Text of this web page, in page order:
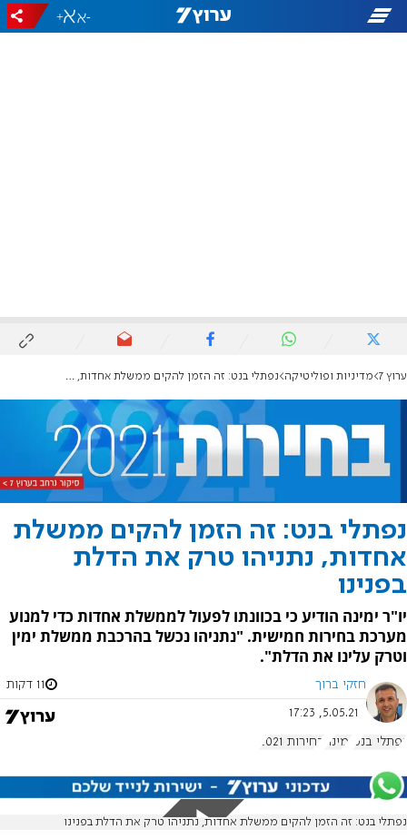
-
+
ערוץ 7 מדיניות ופוליטיקה נפתלי בנט: זה הזמן להקים ממשלת אחדות, נתניהו טרק את הדלת בפנינו
נפתלי בנט: זה הזמן להקים ממשלת
אחדות, נתניהו טרק את הדלת
בפנינו
יו"ר ימינה הודיע כי בכוונתו לפעול לממשלת אחדות כדי למנוע
מערכת בחירות חמישית. "נתניהו נכשל בהרכבת ממשלת ימין
וטרק עלינו את הדלת".
חזקי ברוך 11 דקות
5.05.21, 17:23
נפתלי בנט ימינה בחירות 2021
נפתלי בנט: זה הזמן להקים ממשלת אחדות, נתניהו טרק את הדלת בפנינו